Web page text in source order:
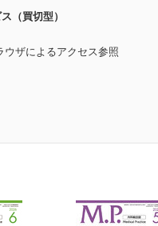
（買切型）
ザによるアクセス参照